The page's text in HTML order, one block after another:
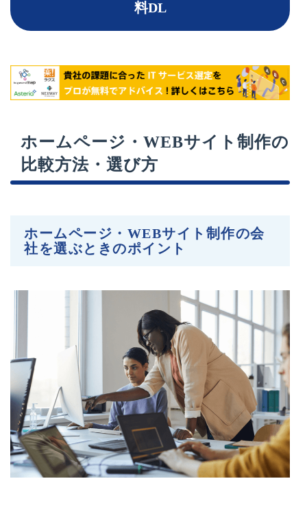
料DL
ホームページ・WEBサイト制作の
比較方法・選び方
ホームページ・WEBサイト制作の会
社を選ぶときのポイント